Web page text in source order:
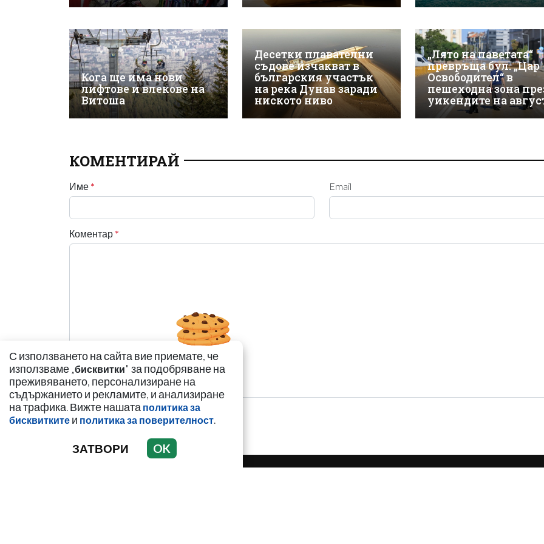
Кога ще има нови
лифтове и влекове на
Витоша
Десетки плавателни
съдове изчакват в
българския участък
на река Дунав заради
ниското ниво
„Лято на паветата“
превръща бул. „Цар
Освободител“ в
пешеходна зона
уикендите на
КОМЕНТИРАЙ
Име * Email
Коментар *
С използването на сайта вие приемате, че
използваме „бисквитки" за подобряване на
преживяването, персонализиране на
съдържанието и рекламите, и анализиране
на трафика. Вижте нашата политика за
бисквитките и политика за поверителност.
ЗАТВОРИ OK